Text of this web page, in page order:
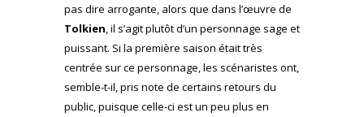
pas dire arrogante, alors que dans l’œuvre de
Tolkien, il s’agit plutôt d’un personnage sage et
puissant. Si la première saison était très
centrée sur ce personnage, les scénaristes ont,
semble-t-il, pris note de certains retours du
public, puisque celle-ci est un peu plus en